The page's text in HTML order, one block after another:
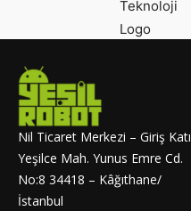
Nil Ticaret Merkezi – Giriş Katı
Yeşilce Mah. Yunus Emre Cd.
No:8 34418 – Kâğıthane/
İstanbul